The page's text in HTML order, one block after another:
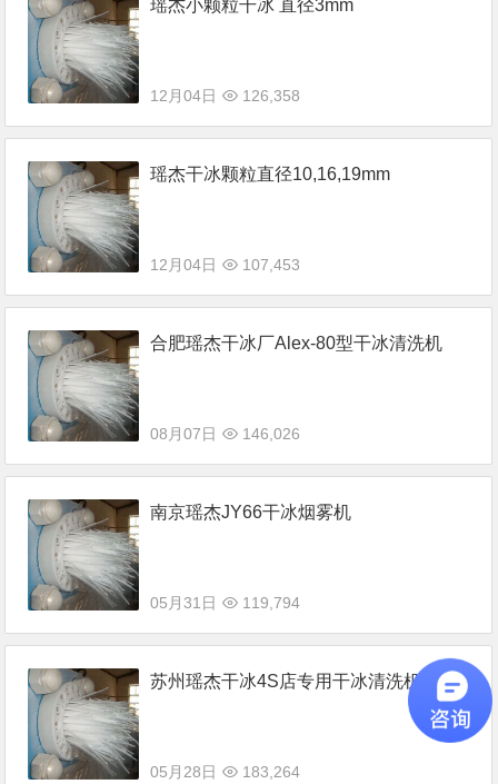
瑶杰小颗粒干冰 直径3mm
12月04日 126,358
瑶杰干冰颗粒直径10,16,19mm
12月04日 107,453
合肥瑶杰干冰厂Alex-80型干冰清洗机
08月07日 146,026
南京瑶杰JY66干冰烟雾机
05月31日 119,794
苏州瑶杰干冰4S店专用干冰清洗机
05月28日 183,264